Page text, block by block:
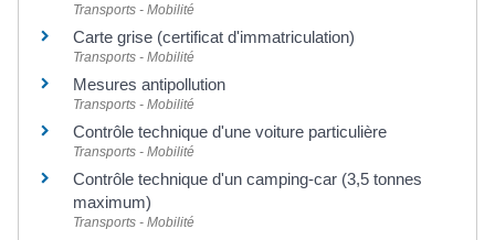
Transports - Mobilité
Carte grise (certificat d'immatriculation)
Transports - Mobilité
Mesures antipollution
Transports - Mobilité
Contrôle technique d'une voiture particulière
Transports - Mobilité
Contrôle technique d'un camping-car (3,5 tonnes
maximum)
Transports - Mobilité